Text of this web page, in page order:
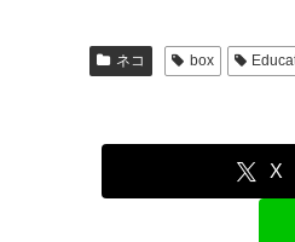
ネコ box
X